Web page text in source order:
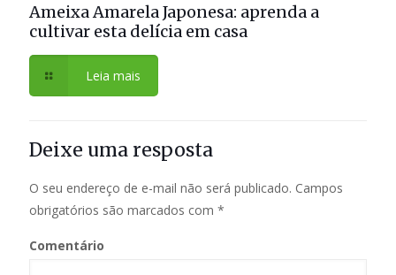
Ameixa Amarela Japonesa: aprenda a
cultivar esta delícia em casa
Leia mais
Deixe uma resposta
O seu endereço de e-mail não será publicado. Campos
obrigatórios são marcados com *
Comentário